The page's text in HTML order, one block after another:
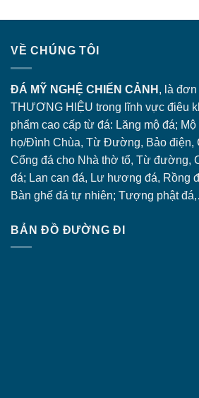
VỀ CHÚNG TÔI
ĐÁ MỸ NGHỆ CHIẾN CẢNH , là
THƯƠNG HIỆU trong lĩnh vực điêu
phẩm cao cấp từ đá: Lăng mộ đá;
họ/Đình Chùa, Từ Đường, Bảo điện,
Cổng đá cho Nhà thờ tổ, Từ đường,
đá; Lan can đá, Lư hương đá, Rồng
Bàn ghế đá tự nhiên; Tượng phật
BẢN ĐỒ ĐƯỜNG ĐI